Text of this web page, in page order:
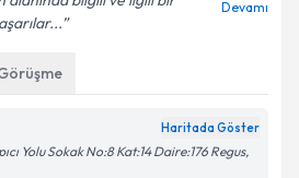
Devamı
Haritada Göster
Yolu Sokak No:8 Kat:14 Daire:176 Regus,